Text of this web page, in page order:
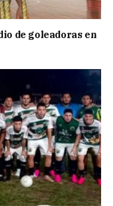
de goleadoras en